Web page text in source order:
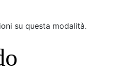
su questa modalità.